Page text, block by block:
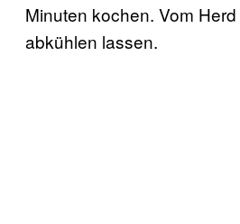
Minuten kochen. Vom
abkühlen lassen.